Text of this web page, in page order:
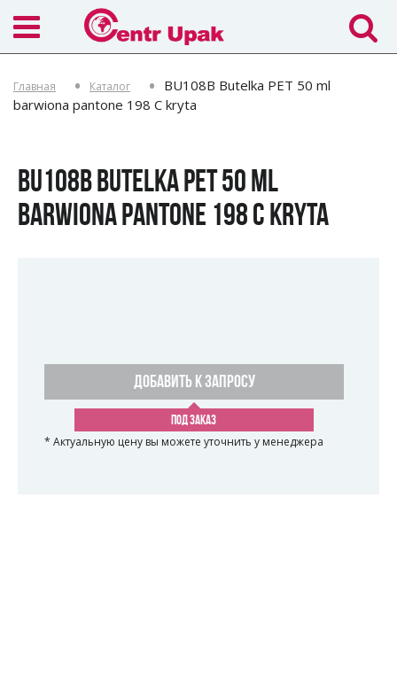
Главная Каталог
BU108B Butelka PET 50 ml
barwiona pantone 198 C kryta
BU108B BUTELKA PET 50 ML
BARWIONA PANTONE 198 C KRYTA
ДОБАВИТЬ К ЗАПРОСУ
ПОД ЗАКАЗ
* Актуальную цену вы можете уточнить у менеджера